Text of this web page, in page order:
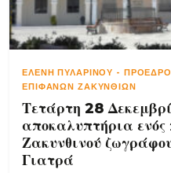
ΕΛΈΝΗ ΠΥΛΑΡΙΝΟΎ -
ΕΠΙΦΑΝΏΝ ΖΑΚΥΝΘΊΩΝ
Τετάρτη 28
αποκαλυπτήρια
Ζακυνθινού
Γιατρά